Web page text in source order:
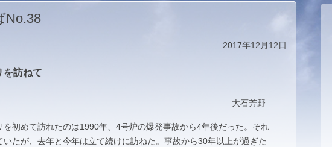
No.38
2017年12月12日
を訪ねて
大石芳野
初めて訪れたのは1990年、4号炉の爆発事故から4年後だった。それ
いたが、去年と今年は立て続けに訪ねた。事故から30年以上が過ぎた